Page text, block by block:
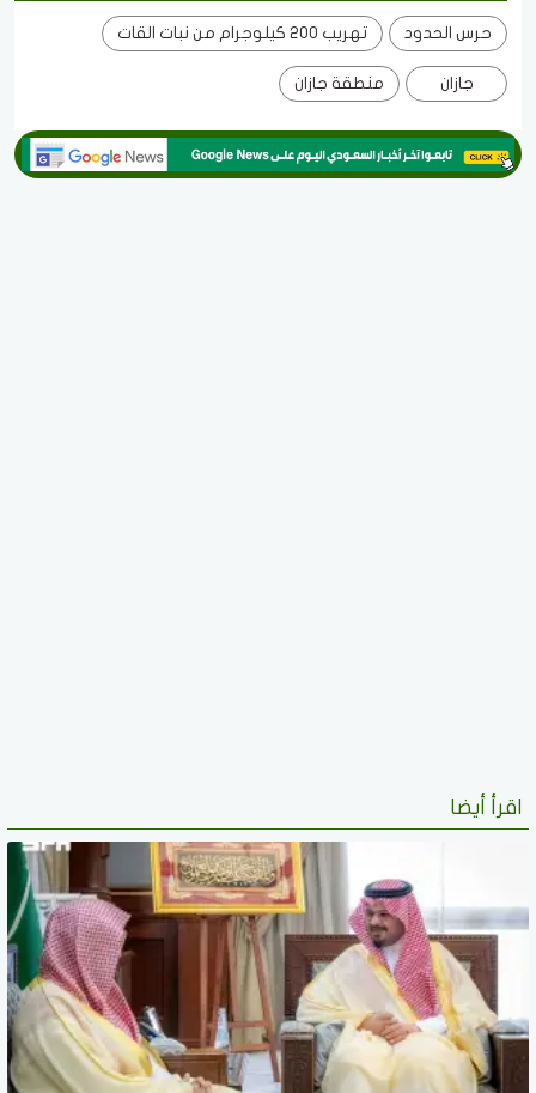
حرس الحدود تهريب 200 كيلوجرام من نبات القات
جازان منطقة جازان
اقرأ أيضا